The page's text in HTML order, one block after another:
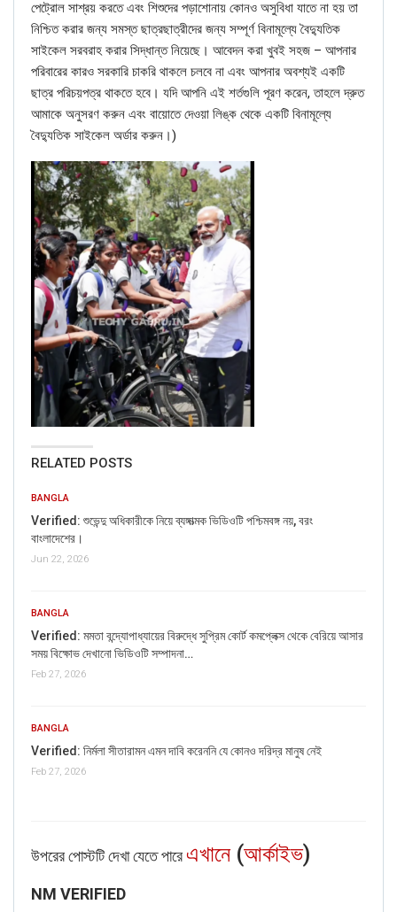
পেট্রোল সাশ্রয় করতে এবং শিশুদের পড়াশোনায় কোনও অসুবিধা যাতে না হয় তা
নিশ্চিত করার জন্য সমস্ত ছাত্রছাত্রীদের জন্য সম্পূর্ণ বিনামূল্যে বৈদ্যুতিক
সাইকেল সরবরাহ করার সিদ্ধান্ত নিয়েছে। আবেদন করা খুবই সহজ – আপনার
পরিবারের কারও সরকারি চাকরি থাকলে চলবে না এবং আপনার অবশ্যই একটি
ছাত্র পরিচয়পত্র থাকতে হবে। যদি আপনি এই শর্তগুলি পূরণ করেন, তাহলে দ্রুত
আমাকে অনুসরণ করুন এবং বায়োতে দেওয়া লিঙ্ক থেকে একটি বিনামূল্যে
বৈদ্যুতিক সাইকেল অর্ডার করুন।)‌
RELATED POSTS
BANGLA
Verified: শুভেন্দু অধিকারীকে নিয়ে ব্যঙ্গাত্মক ভিডিওটি পশ্চিমবঙ্গ নয়, বরং
বাংলাদেশের।
Jun 22, 2026
BANGLA
Verified: মমতা বন্দ্যোপাধ্যায়ের বিরুদ্ধে সুপ্রিম কোর্ট কমপ্লেক্স থেকে বেরিয়ে আসার
সময় বিক্ষোভ দেখানো ভিডিওটি সম্পাদনা…
Feb 27, 2026
BANGLA
Verified: নির্মলা সীতারামন এমন দাবি করেননি যে কোনও দরিদ্র মানুষ নেই
Feb 27, 2026
‌উপরের পোস্টটি দেখা যেতে পারেএখানে(আর্কাইভ)
NM VERIFIED